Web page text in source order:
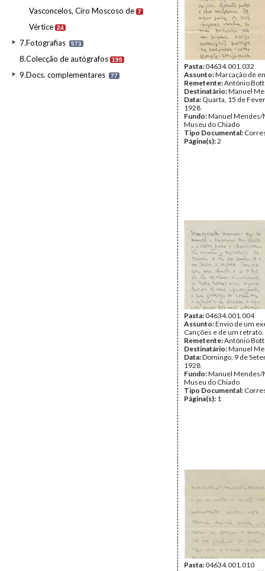
Vasconcelos, Ciro Moscoso de 7
Vértice 24
7.Fotografias 573
8.Colecção de autógrafos 195
9.Docs. complementares 77
Pasta:04634.001.032
Assunto:Marcação de
Remetente:António
Destinatário:Manuel
Data: Quarta, 15 de
1928
Fundo:Manuel Mendes/
Museu do Chiado
Tipo Documental:
Página(s):2
Pasta:04634.001.004
Assunto:Envio de um
Canções e de um retrato.
Remetente:António
Destinatário:Manuel
Data:Domingo, 9 de
1928
Fundo:Manuel Mendes/
Museu do Chiado
Tipo Documental:
Página(s): 1
Pasta:04634.001.010